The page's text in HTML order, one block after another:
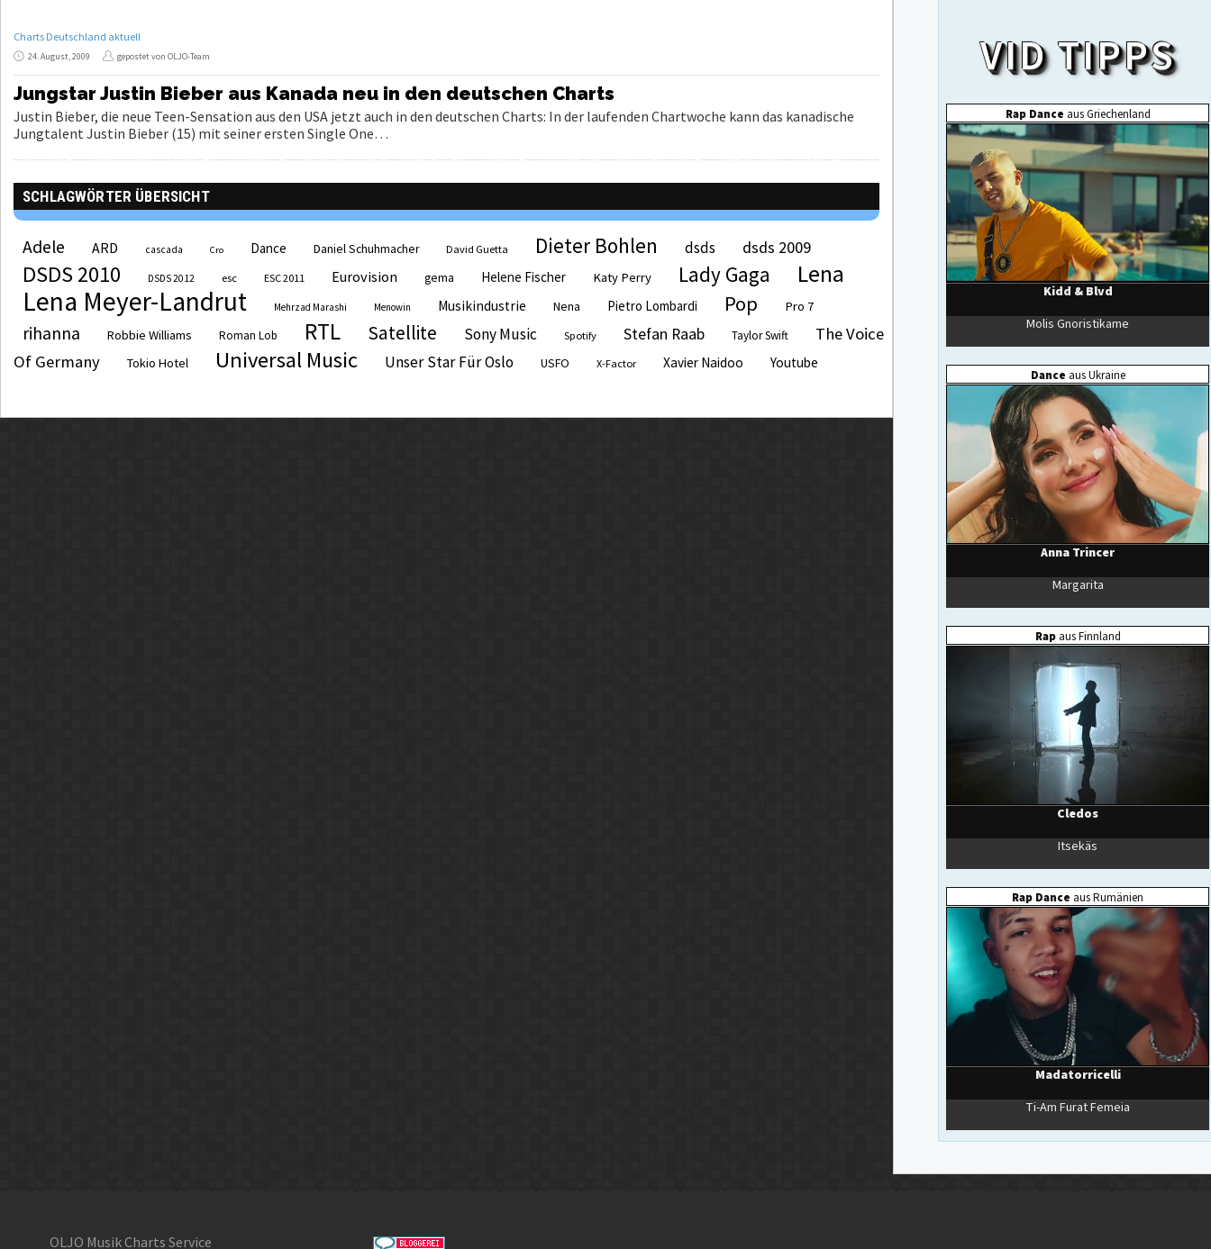
Charts Deutschland aktuell
24. August, 2009 gepostet von OLJO-Team
Jungstar Justin Bieber aus Kanada neu in den deutschen Charts
Justin Bieber, die neue Teen-Sensation aus den USA jetzt auch in den deutschen Charts: In der laufenden Chartwoche kann das kanadische
Jungtalent Justin Bieber (15) mit seiner ersten Single One…
SCHLAGWÖRTER ÜBERSICHT
Adele ARD cascada Cro Dance Daniel Schuhmacher David Guetta Dieter Bohlen dsds dsds 2009
DSDS 2010 DSDS 2012 esc ESC 2011 Eurovision gema Helene Fischer Katy Perry Lady Gaga Lena
Lena Meyer-Landrut Mehrzad Marashi Menowin Musikindustrie Nena Pietro Lombardi Pop Pro 7
rihanna Robbie Williams Roman Lob RTL Satellite Sony Music Spotify Stefan Raab Taylor Swift
The Voice
Of Germany
Tokio Hotel Universal Music Unser Star Für Oslo USFO X-Factor Xavier Naidoo Youtube
OLJO Musik Charts Service